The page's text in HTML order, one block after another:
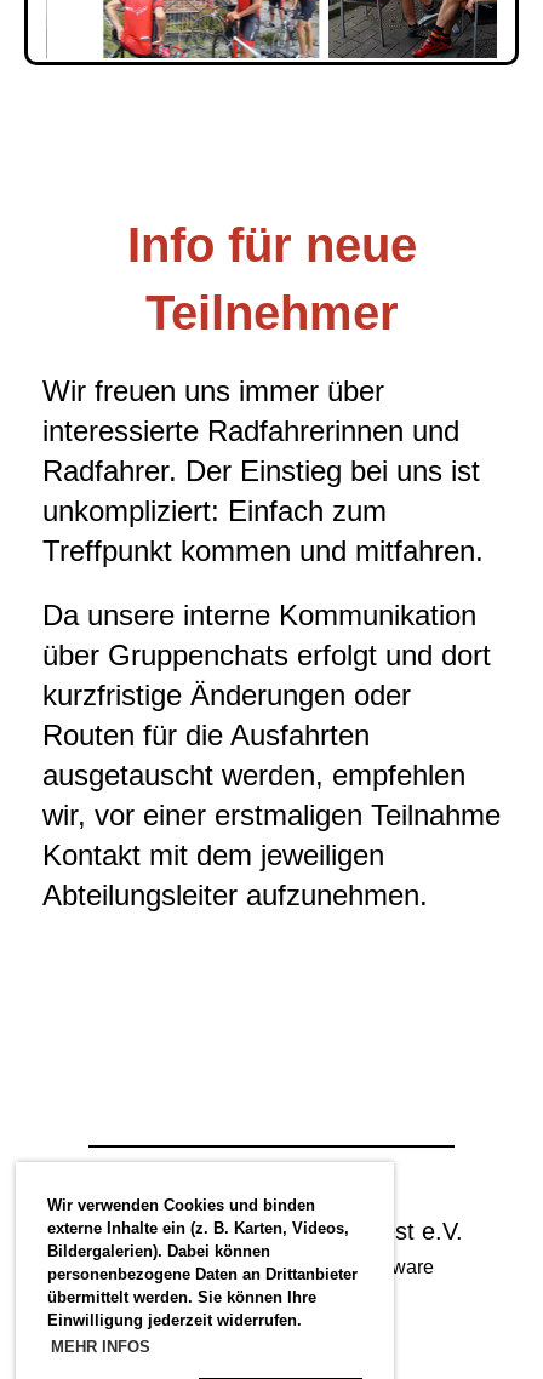
Wir verwenden Cookies und binden
externe Inhalte ein (z. B. Karten, Videos,
Bildergalerien). Dabei können
personenbezogene Daten an Drittanbieter
übermittelt werden. Sie können Ihre
Einwilligung jederzeit widerrufen.
MEHR INFOS
Info für neue
Teilnehmer
Wir freuen uns immer über
interessierte Radfahrerinnen und
Radfahrer. Der Einstieg bei uns ist
unkompliziert: Einfach zum
Treffpunkt kommen und mitfahren.
Da unsere interne Kommunikation
über Gruppenchats erfolgt und dort
kurzfristige Änderungen oder
Routen für die Ausfahrten
ausgetauscht werden, empfehlen
wir, vor einer erstmaligen Teilnahme
Kontakt mit dem jeweiligen
Abteilungsleiter aufzunehmen.
© Radsportverein Hansa Soest e.V.
Erstellt mit ClubDesk Vereinssoftware
Impressum